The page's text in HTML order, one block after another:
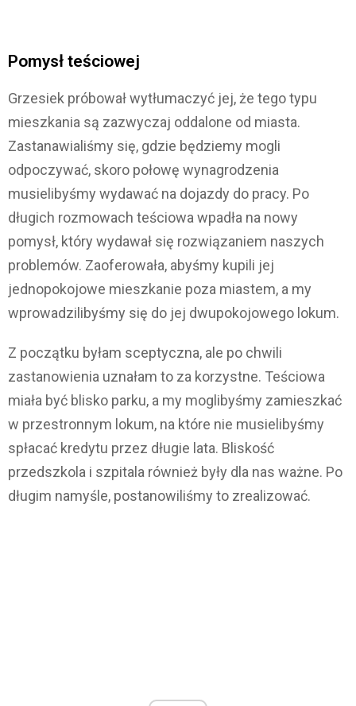
Pomysł teściowej
Grzesiek próbował wytłumaczyć jej, że tego typu
mieszkania są zazwyczaj oddalone od miasta.
Zastanawialiśmy się, gdzie będziemy mogli
odpoczywać, skoro połowę wynagrodzenia
musielibyśmy wydawać na dojazdy do pracy. Po
długich rozmowach teściowa wpadła na nowy
pomysł, który wydawał się rozwiązaniem naszych
problemów. Zaoferowała, abyśmy kupili jej
jednopokojowe mieszkanie poza miastem, a my
wprowadzilibyśmy się do jej dwupokojowego lokum.
Z początku byłam sceptyczna, ale po chwili
zastanowienia uznałam to za korzystne. Teściowa
miała być blisko parku, a my moglibyśmy zamieszkać
w przestronnym lokum, na które nie musielibyśmy
spłacać kredytu przez długie lata. Bliskość
przedszkola i szpitala również były dla nas ważne. Po
długim namyśle, postanowiliśmy to zrealizować.